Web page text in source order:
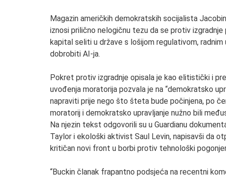
Magazin američkih demokratskih socijalista
iznosi prilično nelogičnu tezu da se protiv
kapital seliti u države s lošijom regulativom,
dobrobiti AI-ja.
Pokret protiv izgradnje opisala je kao elitistički i
uvođenja moratorija pozvala je na “demokratsko
napraviti prije nego što šteta bude počinjena, po
moratorij i demokratsko upravljanje nužno bili
Na njezin tekst odgovorili su u Guardianu
Taylor i ekološki aktivist Saul Levin, napisavši da
kritičan novi front u borbi protiv tehnološki
“Buckin članak frapantno podsjeća na recentni